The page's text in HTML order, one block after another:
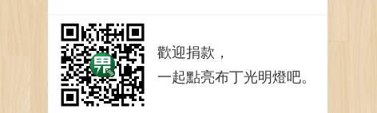
歡迎捐款，
一起點亮布丁光明燈吧。